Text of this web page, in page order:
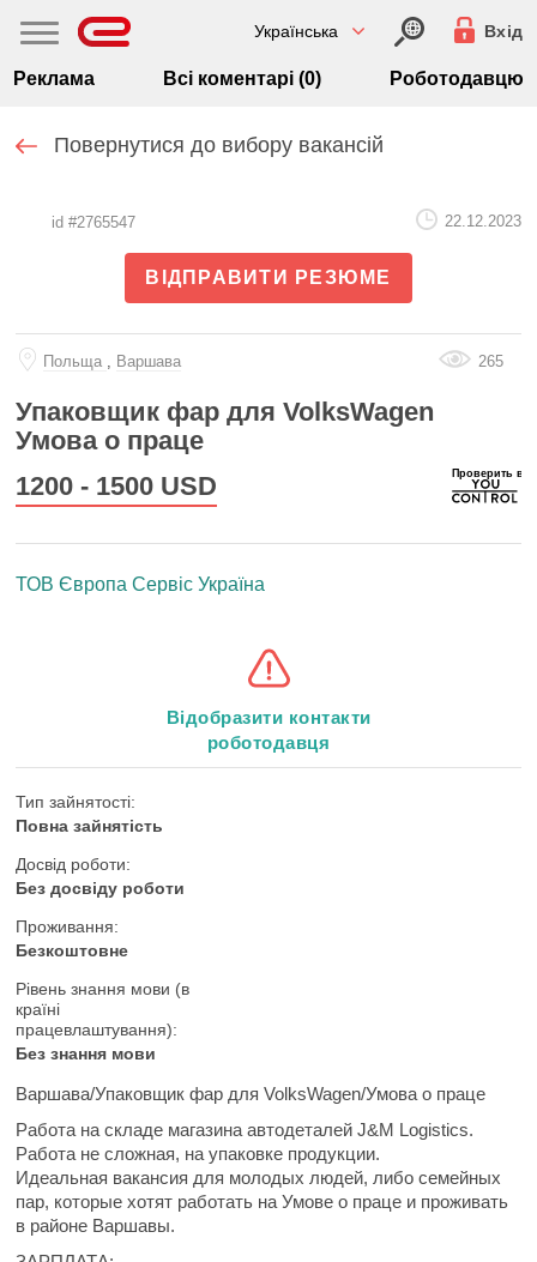
Українська Вхід
Реклама Всі коментарі (0) Роботодавцю
Повернутися до вибору вакансій
id #2765547 22.12.2023
ВІДПРАВИТИ РЕЗЮМЕ
Польща , Варшава 265
Упаковщик фар для VolksWagen
Умова о праце
1200 - 1500 USD
ТОВ Європа Сервіс Україна
Відобразити контакти
роботодавця
Тип зайнятості:
Повна зайнятість
Досвід роботи:
Без досвіду роботи
Проживання:
Безкоштовне
Рівень знання мови (в
країні
працевлаштування):
Без знання мови
Варшава/Упаковщик фар для VolksWagen/Умова о праце
Работа на складе магазина автодеталей J&M Logistics.
Работа не сложная, на упаковке продукции.
Идеальная вакансия для молодых людей, либо семейных
пар, которые хотят работать на Умове о праце и проживать
в районе Варшавы.